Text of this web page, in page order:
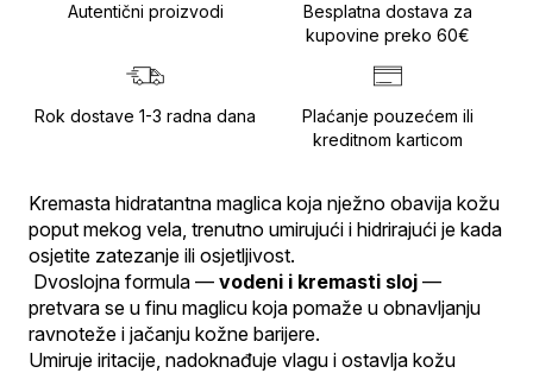
Autentični proizvodi
Besplatna dostava za
kupovine preko 60€
Rok dostave 1-3 radna dana
Plaćanje pouzećem ili
kreditnom karticom
Kremasta hidratantna maglica koja nježno obavija kožu
poput mekog vela, trenutno umirujući i hidrirajući je kada
osjetite zatezanje ili osjetljivost.
Dvoslojna formula — vodeni i kremasti sloj —
pretvara se u finu maglicu koja pomaže u obnavljanju
ravnoteže i jačanju kožne barijere.
Umiruje iritacije, nadoknađuje vlagu i ostavlja kožu